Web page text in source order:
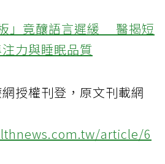
」竟釀語言遲緩 醫揭短
力與睡眠品質
網授權刊登，原文刊載網
article/6